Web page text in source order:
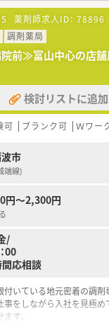
薬剤師求人ID： 78896
調剤薬局
院前≫富山中心の店
検討リストに追加
可 ブランク可 Ｗワー
市
端線)
円～2,300円
/
00
応相談
いている地元密着の調剤
をしながら入社を見極め
す。